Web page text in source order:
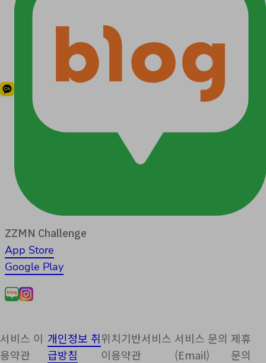
ZZMN Challenge
App Store
Google Play
서비스 이
용약관
개인정보 취
급방침
위치기반서비스
이용약관
서비스 문의
(Email)
제휴
문의